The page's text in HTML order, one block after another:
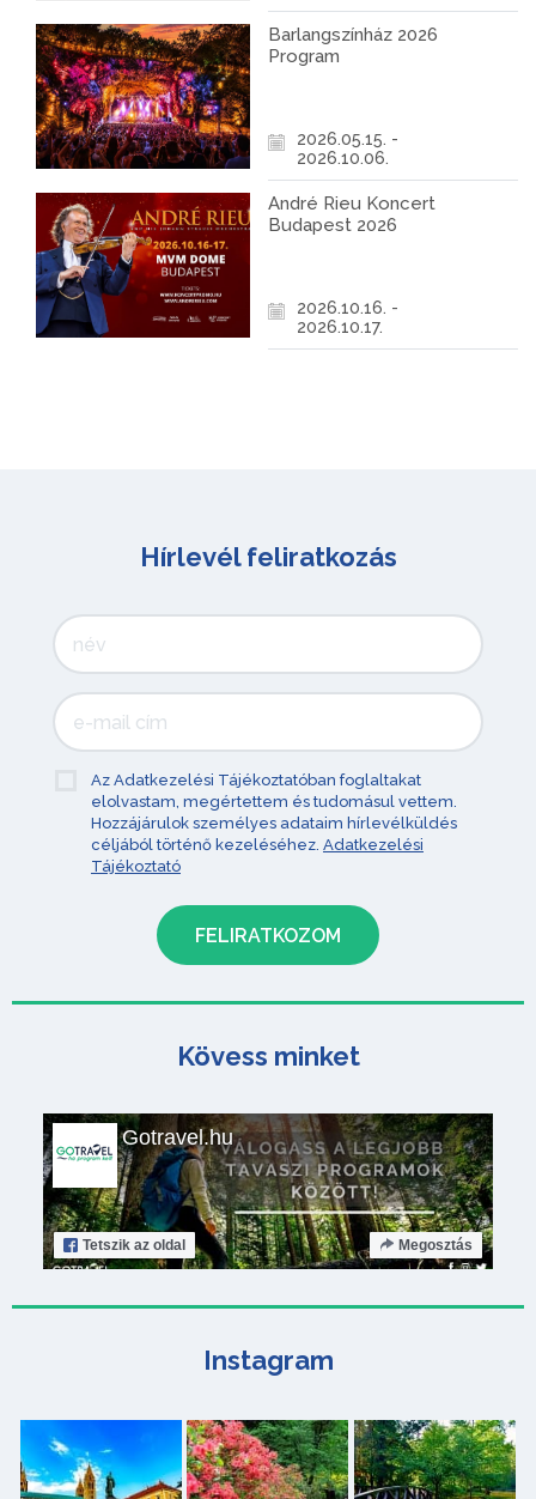
Barlangszínház 2026
Program
2026.05.15. -
2026.10.06.
André Rieu Koncert
Budapest 2026
2026.10.16. -
2026.10.17.
Hírlevél feliratkozás
Az Adatkezelési Tájékoztatóban foglaltakat
elolvastam, megértettem és tudomásul vettem.
Hozzájárulok személyes adataim hírlevélküldés
céljából történő kezeléséhez. Adatkezelési
Tájékoztató
Kövess minket
Gotravel.hu
Tetszik az oldal Megosztás
Instagram